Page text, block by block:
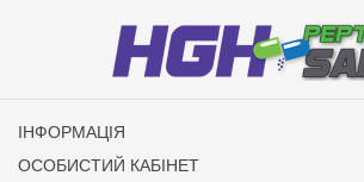
ІНФОРМАЦІЯ
ОСОБИСТИЙ КАБІНЕТ